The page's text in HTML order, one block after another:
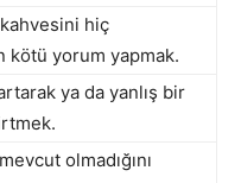
hiç
kötü yorum yapmak.
ya da yanlış bir
olmadığını